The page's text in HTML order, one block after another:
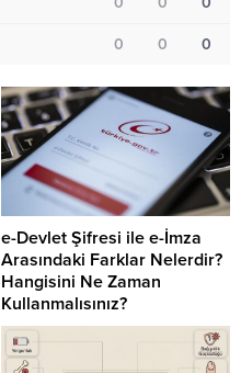
0 0 0
e-Devlet Şifresi ile e-İmza
Arasındaki Farklar Nelerdir?
Hangisini Ne Zaman
Kullanmalısınız?